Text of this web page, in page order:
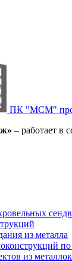
ПК "МСМ"
– работает в
из металла
из